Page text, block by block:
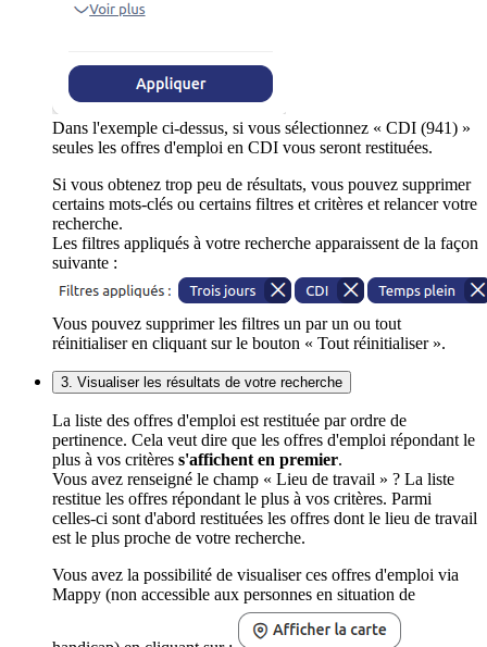
Dans l'exemple ci-dessus, si vous sélectionnez « CDI (941) »
seules les offres d'emploi en CDI vous seront restituées.
Si vous obtenez trop peu de résultats, vous pouvez supprimer
certains mots-clés ou certains filtres et critères et relancer votre
recherche.
Les filtres appliqués à votre recherche apparaissent de la façon
suivante :
Vous pouvez supprimer les filtres un par un ou tout
réinitialiser en cliquant sur le bouton « Tout réinitialiser ».
3. Visualiser les résultats de votre recherche
La liste des offres d'emploi est restituée par ordre de
pertinence. Cela veut dire que les offres d'emploi répondant le
plus à vos critères s'affichent en premier.
Vous avez renseigné le champ « Lieu de travail » ? La liste
restitue les offres répondant le plus à vos critères. Parmi
celles-ci sont d'abord restituées les offres dont le lieu de travail
est le plus proche de votre recherche.
Vous avez la possibilité de visualiser ces offres d'emploi via
Mappy (non accessible aux personnes en situation de